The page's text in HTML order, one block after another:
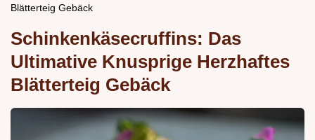
Blätterteig Gebäck
Schinkenkäsecruffins: Das
Ultimative Knusprige Herzhaftes
Blätterteig Gebäck